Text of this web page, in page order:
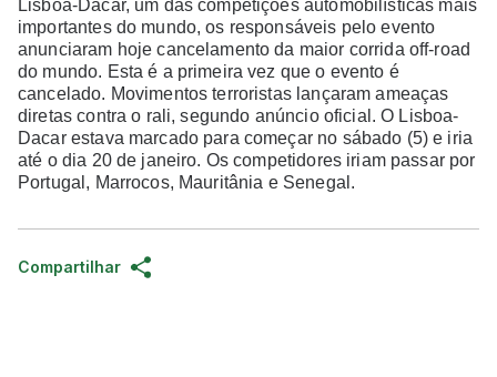
Lisboa-Dacar, um das competições automobilísticas mais
importantes do mundo, os responsáveis pelo evento
anunciaram hoje cancelamento da maior corrida off-road
do mundo. Esta é a primeira vez que o evento é
cancelado. Movimentos terroristas lançaram ameaças
diretas contra o rali, segundo anúncio oficial. O Lisboa-
Dacar estava marcado para começar no sábado (5) e iria
até o dia 20 de janeiro. Os competidores iriam passar por
Portugal, Marrocos, Mauritânia e Senegal.
Compartilhar